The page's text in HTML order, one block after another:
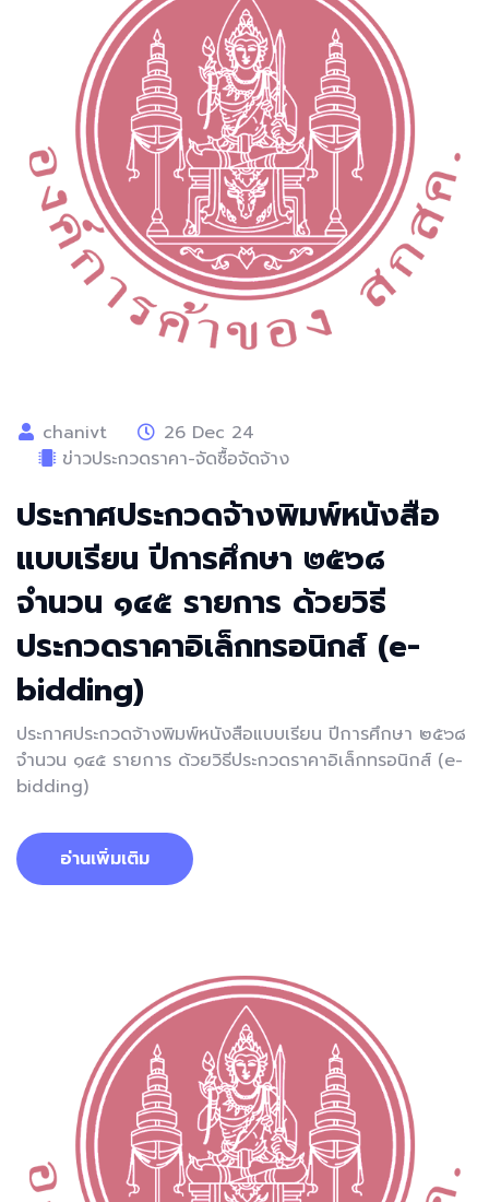
chanivt
26 Dec 24
ข่าวประกวดราคา-จัดซื้อจัดจ้าง
ประกาศประกวดจ้างพิมพ์หนังสือ
แบบเรียน ปีการศึกษา ๒๕๖๘
จำนวน ๑๔๕ รายการ ด้วยวิธี
ประกวดราคาอิเล็กทรอนิกส์ (e-
bidding)
ประกาศประกวดจ้างพิมพ์หนังสือแบบเรียน ปีการศึกษา ๒๕๖๘
จำนวน ๑๔๕ รายการ ด้วยวิธีประกวดราคาอิเล็กทรอนิกส์ (e-
bidding)
อ่านเพิ่มเติม